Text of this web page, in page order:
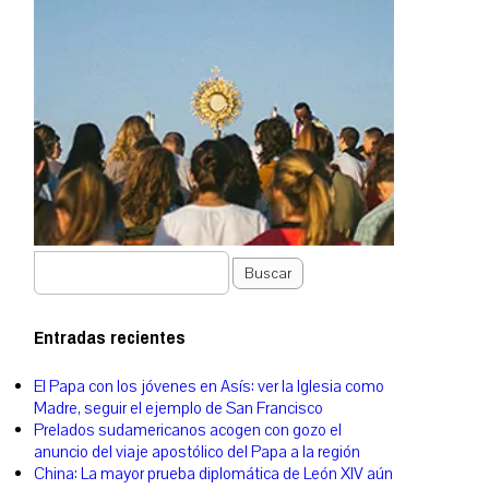
Buscar
Entradas recientes
El Papa con los jóvenes en Asís: ver la Iglesia como
Madre, seguir el ejemplo de San Francisco
Prelados sudamericanos acogen con gozo el
anuncio del viaje apostólico del Papa a la región
China: La mayor prueba diplomática de León XIV aún